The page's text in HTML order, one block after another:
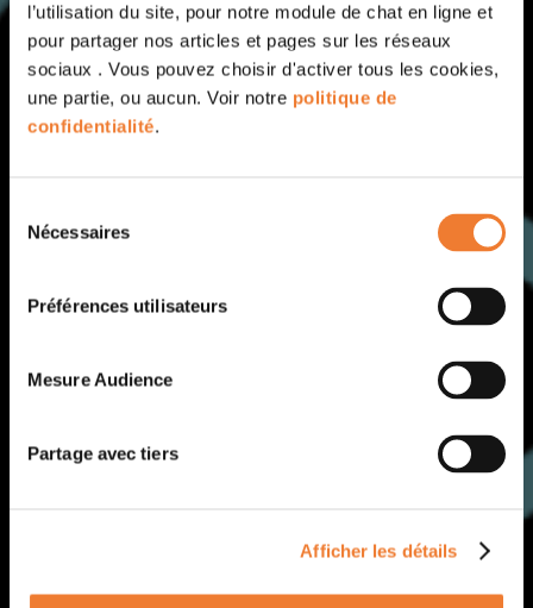
l’utilisation du site, pour notre module de chat en ligne et
pour partager nos articles et pages sur les réseaux
sociaux . Vous pouvez choisir d'activer tous les cookies,
une partie, ou aucun. Voir notre politique de
confidentialité.
Nécessaires
Préférences utilisateurs
Mesure Audience
Partage avec tiers
Afficher les détails